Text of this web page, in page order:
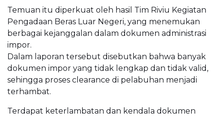
Temuan itu diperkuat oleh hasil Tim Riviu Kegiatan
Pengadaan Beras Luar Negeri, yang menemukan
berbagai kejanggalan dalam dokumen administrasi
impor.
Dalam laporan tersebut disebutkan bahwa banyak
dokumen impor yang tidak lengkap dan tidak valid,
sehingga proses clearance di pelabuhan menjadi
terhambat.
Terdapat keterlambatan dan kendala dokumen